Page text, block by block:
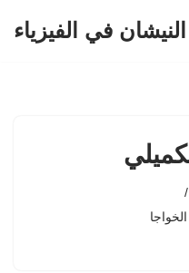
النيشان في الفيزياء